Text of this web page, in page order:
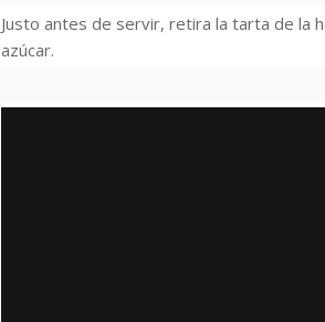
Justo antes de servir, retira la tarta de la
azúcar.